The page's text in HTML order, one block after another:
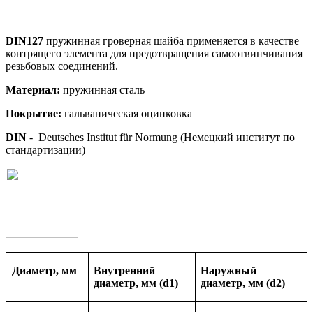
DIN127 пружинная гроверная шайба применяется в качестве
контрящего элемента для предотвращения самоотвинчивания
резьбовых соединений.
Материал: пружинная сталь
Покрытие: гальваническая оцинковка
DIN - Deutsches Institut für Normung (Немецкий институт по
стандартизации)
Диаметр, мм
Внутренний
диаметр, мм (d1)
Наружный
диаметр, мм (d2)